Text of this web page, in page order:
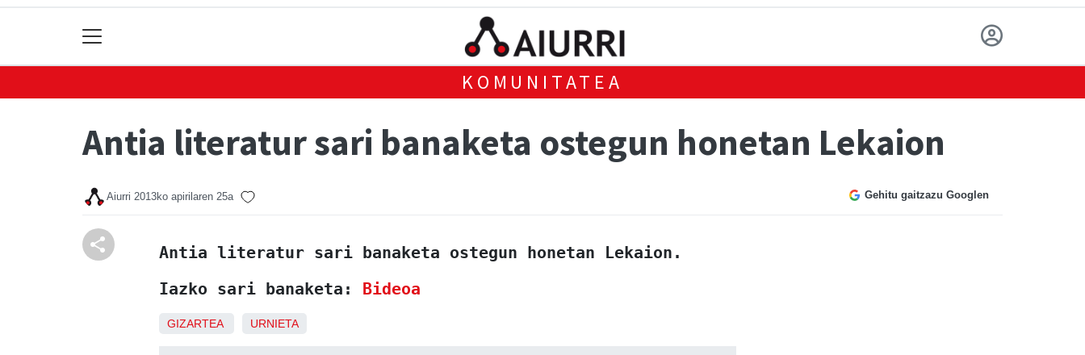
KOMUNITATEA
Antia literatur sari banaketa ostegun honetan Lekaion
Aiurri 2013ko apirilaren 25a Gehitu gaitzazu Googlen
Antia literatur sari banaketa ostegun honetan Lekaion.
Iazko sari banaketa:
Bideoa
GIZARTEA URNIETA